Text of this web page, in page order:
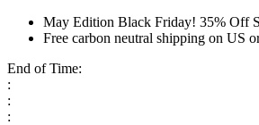
May Edition Black Friday! 35% Off
Free carbon neutral shipping on US
End of Time:
:
:
: